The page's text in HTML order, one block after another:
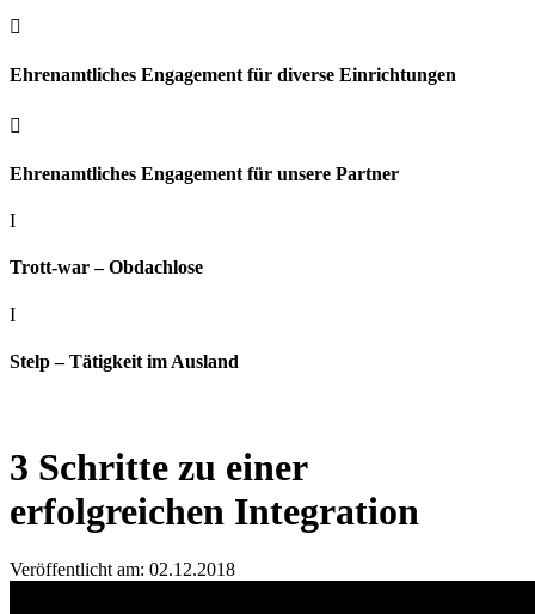

Ehrenamtliches Engagement für diverse Einrichtungen

Ehrenamtliches Engagement für unsere Partner
I
Trott-war – Obdachlose
I
Stelp – Tätigkeit im Ausland
3 Schritte zu einer
erfolgreichen Integration
Veröffentlicht am: 02.12.2018